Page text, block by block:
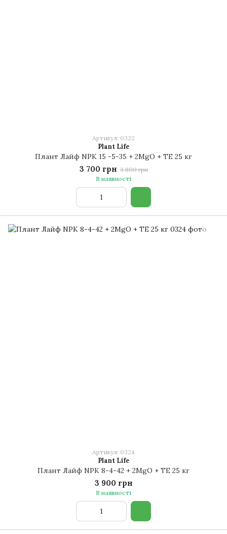
Артикул: 0322
Plant Life
Плант Лайф NPK 15 -5-35 + 2MgO + TE 25 кг
3 700 грн 3 800 грн
В наявності
Артикул: 0324
Plant Life
Плант Лайф NPK 8-4-42 + 2MgO + TE 25 кг
3 900 грн
В наявності